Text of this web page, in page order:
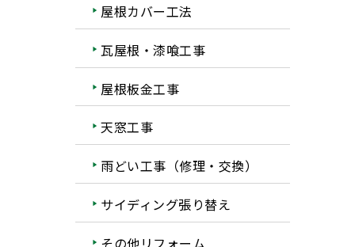
屋根カバー工法
瓦屋根・漆喰工事
屋根板金工事
天窓工事
雨どい工事（修理・交換）
サイディング張り替え
その他リフォーム